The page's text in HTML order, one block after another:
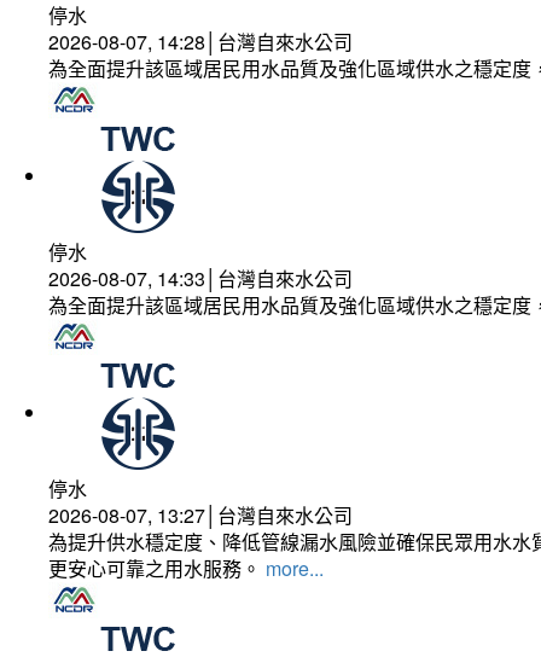
停水
2026-08-07, 14:28│台灣自來水公司
為全面提升該區域居民用水品質及強化區域供水之穩定
停水
2026-08-07, 14:33│台灣自來水公司
為全面提升該區域居民用水品質及強化區域供水之穩定
停水
2026-08-07, 13:27│台灣自來水公司
為提升供水穩定度、降低管線漏水風險並確保民眾用水
更安心可靠之用水服務。 more...